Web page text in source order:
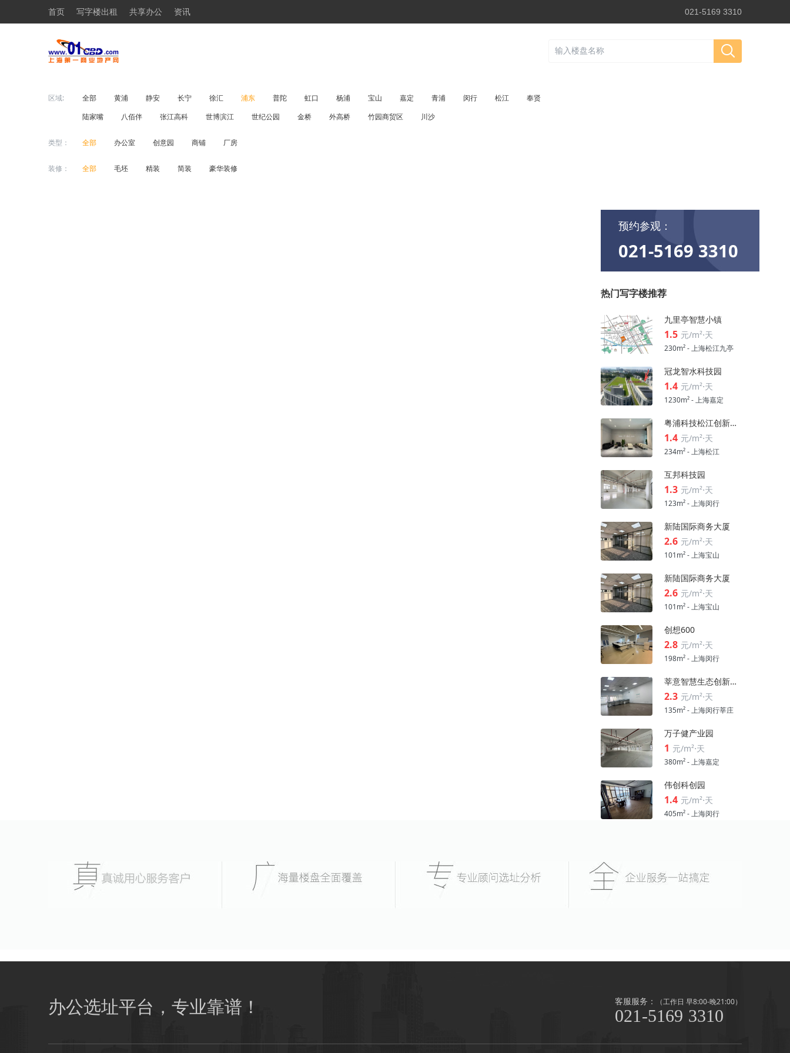
首页 写字楼出租 共享办公 资讯 021-5169 3310
区域: 全部 黄浦 静安 长宁 徐汇 浦东 普陀 虹口 杨浦 宝山 嘉定 青浦 闵行 松江
奉贤
陆家嘴
八佰伴 张江高科 世博滨江 世纪公园 金桥 外高桥 竹园商贸区 川沙
类型： 全部 办公室 创意园 商铺 厂房
装修： 全部 毛坯 精装 简装 豪华装修
预约参观：
021-5169 3310
热门写字楼推荐
九里亭智慧小镇
1.5 元/m²⋅天
230m² - 上海松江九亭
冠龙智水科技园
1.4 元/m²⋅天
1230m² - 上海嘉定
粤浦科技松江创新中心
1.4 元/m²⋅天
234m² - 上海松江
互邦科技园
1.3 元/m²⋅天
123m² - 上海闵行
新陆国际商务大厦
2.6 元/m²⋅天
101m² - 上海宝山
新陆国际商务大厦
2.6 元/m²⋅天
101m² - 上海宝山
创想600
2.8 元/m²⋅天
198m² - 上海闵行
莘意智慧生态创新科技园
2.3 元/m²⋅天
135m² - 上海闵行莘庄
万子健产业园
1 元/m²⋅天
380m² - 上海嘉定
伟创科创园
1.4 元/m²⋅天
405m² - 上海闵行
办公选址平台，专业靠谱！ 客服服务： （工作日 早8:00-晚21:00）
021-5169 3310